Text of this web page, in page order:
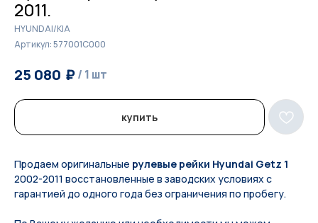
2011.
HYUNDAI/KIA
Артикул:577001C000
25 080 ₽/ 1 шт
купить
Продаем оригинальные рулевые рейки Hyundai Getz 1
2002-2011 восстановленные в заводских условиях с
гарантией до одного года без ограничения по пробегу.